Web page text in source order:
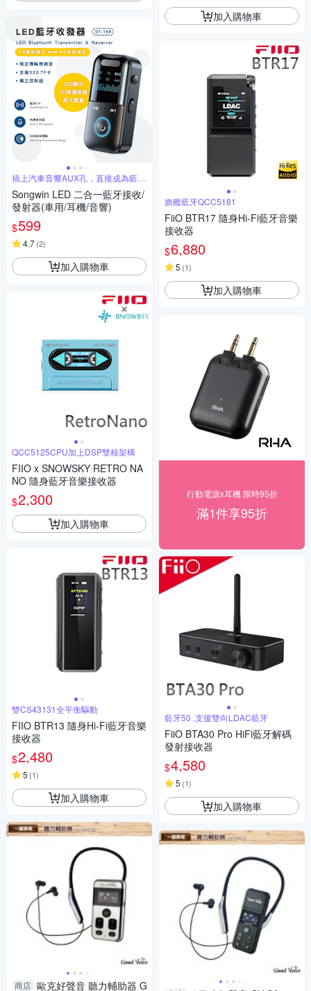
插上汽車音響AUX孔，直接成為藍牙
音響
Songwin LED 二合一藍牙接收/
發射器(車用/耳機/音響)
$599
4.7(2)
加入購物車
QCC5125CPU加上DSP雙核架構
FIIO x SNOWSKY RETRO NA
NO 隨身藍牙音樂接收器
$2,300
加入購物車
雙CS43131全平衡驅動
FIIO BTR13 隨身Hi-Fi藍牙音樂
接收器
$2,480
5 (1)
加入購物車
商店 歐克好聲音 聽力輔助器 G
加入購物車
旗艦藍牙QCC5181
FiiO BTR17 隨身Hi-Fi藍牙音樂
接收器
$6,880
5 (1)
加入購物車
行動電源x耳機 限時95折
滿1件享95折
藍牙50 ,支援雙向LDAC藍牙
FiiO BTA30 Pro HiFi藍牙解碼
發射接收器
$4,580
5 (1)
加入購物車